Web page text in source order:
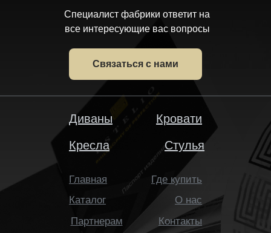
Специалист фабрики ответит на
все интересующие вас вопросы
Связаться с нами
Диваны
Кресла
Кровати
Стулья
Каталог
О нас
Партнерам
Где купить
Контакты
Главная